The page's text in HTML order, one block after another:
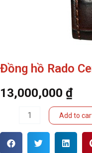
Đồng hồ Rado
13,000,000 ₫
Rado
Add to